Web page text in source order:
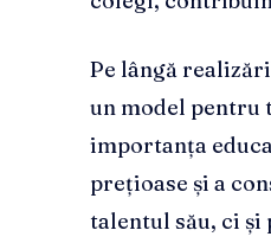
Pe lângă
un model
importanța
prețioase și a
talentul său, ci și